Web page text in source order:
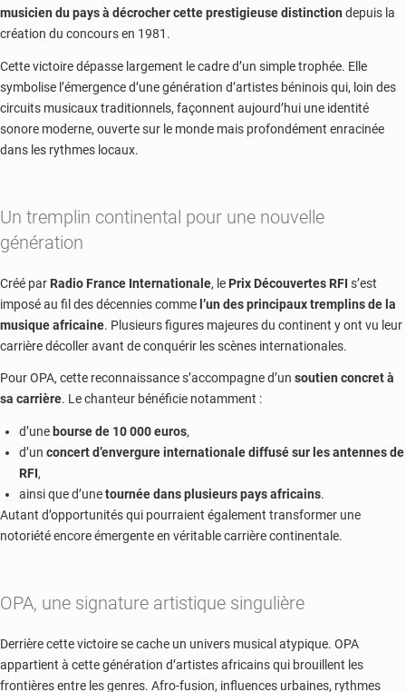
musicien du pays à décrocher cette prestigieuse distinction depuis la
création du concours en 1981.
Cette victoire dépasse largement le cadre d’un simple trophée. Elle
symbolise l’émergence d’une génération d’artistes béninois qui, loin des
circuits musicaux traditionnels, façonnent aujourd’hui une identité
sonore moderne, ouverte sur le monde mais profondément enracinée
dans les rythmes locaux.
Un tremplin continental pour une nouvelle
génération
Créé par Radio France Internationale, le Prix Découvertes RFI s’est
imposé au fil des décennies comme l’un des principaux tremplins de la
musique africaine. Plusieurs figures majeures du continent y ont vu leur
carrière décoller avant de conquérir les scènes internationales.
Pour OPA, cette reconnaissance s’accompagne d’un soutien concret à
sa carrière. Le chanteur bénéficie notamment :
d’une bourse de 10 000 euros,
d’un concert d’envergure internationale diffusé sur les antennes de
RFI,
ainsi que d’unetournée dans plusieurs pays africains.
Autant d’opportunités qui pourraient également transformer une
notoriété encore émergente en véritable carrière continentale.
OPA, une signature artistique singulière
Derrière cette victoire se cache un univers musical atypique. OPA
appartient à cette génération d’artistes africains qui brouillent les
frontières entre les genres. Afro-fusion, influences urbaines, rythmes